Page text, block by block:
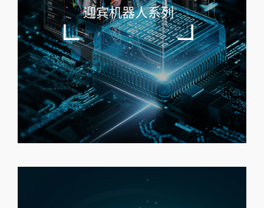
迎宾机器人系列